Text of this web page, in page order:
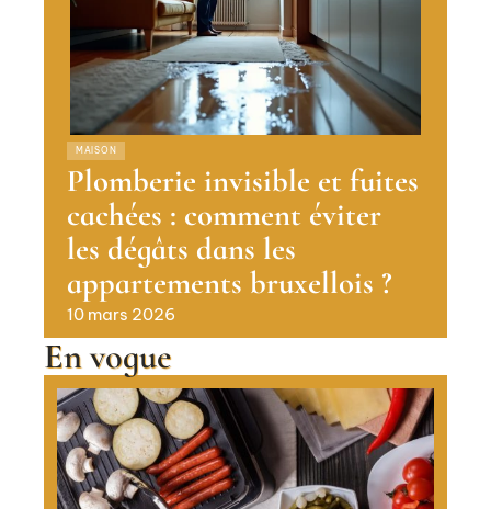
MAISON
Plomberie invisible et fuites
cachées : comment éviter
les dégâts dans les
appartements bruxellois ?
10 mars 2026
En vogue